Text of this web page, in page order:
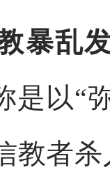
暴乱
是以“
教者